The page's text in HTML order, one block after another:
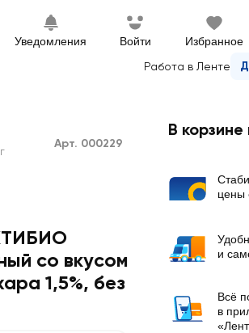
Уведомления Войти Избранное
Работа в Ленте
Арт. 000229
со вкусом
1,5%, без
В
цены
и
Всё
в